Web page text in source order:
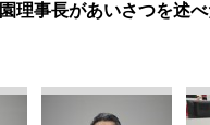
理事長があいさつを述べ